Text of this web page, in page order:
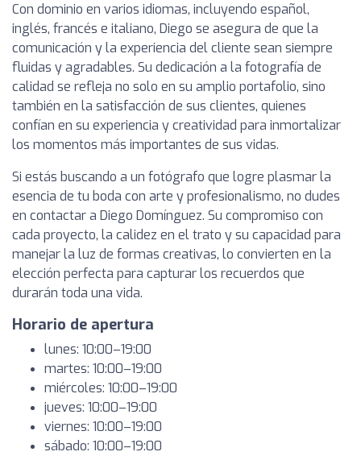
Con dominio en varios idiomas, incluyendo español,
inglés, francés e italiano, Diego se asegura de que la
comunicación y la experiencia del cliente sean siempre
fluidas y agradables. Su dedicación a la fotografía de
calidad se refleja no solo en su amplio portafolio, sino
también en la satisfacción de sus clientes, quienes
confían en su experiencia y creatividad para inmortalizar
los momentos más importantes de sus vidas.
Si estás buscando a un fotógrafo que logre plasmar la
esencia de tu boda con arte y profesionalismo, no dudes
en contactar a Diego Domínguez. Su compromiso con
cada proyecto, la calidez en el trato y su capacidad para
manejar la luz de formas creativas, lo convierten en la
elección perfecta para capturar los recuerdos que
durarán toda una vida.
Horario de apertura
lunes: 10:00–19:00
martes: 10:00–19:00
miércoles: 10:00–19:00
jueves: 10:00–19:00
viernes: 10:00–19:00
sábado: 10:00–19:00